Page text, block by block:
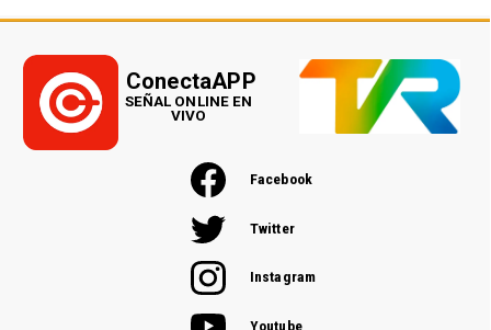
Facebook
Twitter
Instagram
Youtube
ConectaAPP
SEÑAL ONLINE EN
VIVO